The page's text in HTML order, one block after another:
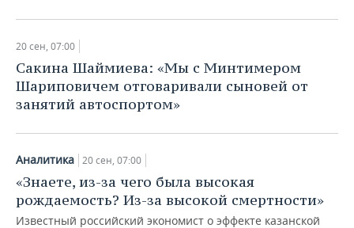
20 сен, 07:00
Сакина Шаймиева: «Мы с Минтимером
Шариповичем отговаривали сыновей от
занятий автоспортом»
Аналитика 20 сен, 07:00
«Знаете, из-за чего была высокая
рождаемость? Из-за высокой смертности»
Известный российский экономист о эффекте казанской